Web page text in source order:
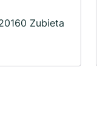
Zubieta